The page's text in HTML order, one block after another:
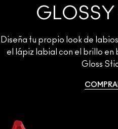
GLOSSY
Diseña tu propio look de
el lápiz labial con el brillo en
Gloss